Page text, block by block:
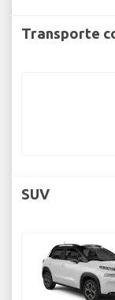
Transporte
SUV